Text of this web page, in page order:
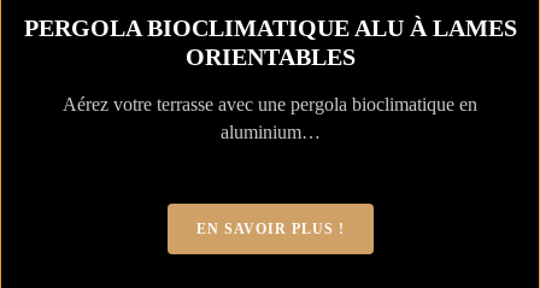
PERGOLA BIOCLIMATIQUE ALU À LAMES
ORIENTABLES
Aérez votre terrasse avec une pergola bioclimatique en
aluminium…
EN SAVOIR PLUS !